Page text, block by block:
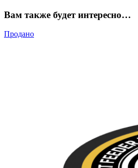
Вам также будет интересно…
Продано